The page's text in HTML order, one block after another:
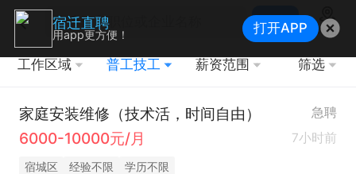
搜索
地图
工作区域 普工技工 薪资范围 筛选
家庭安装维修（技术活，时间自由） 急聘
6000-10000元/月 7小时前
宿城区 经验不限 学历不限
宿迁直聘
用app更方便！ 打开APP